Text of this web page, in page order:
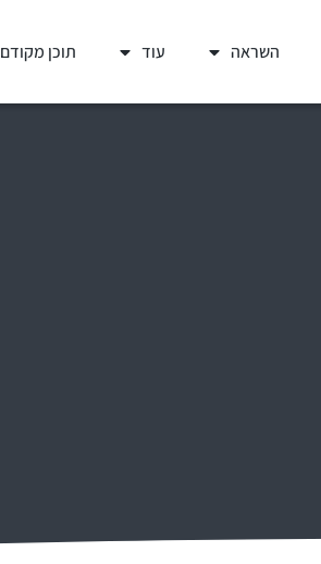
השראה עוד תוכן מקודם